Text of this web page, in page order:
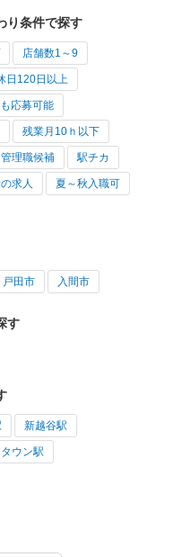
り条件で探す
店舗数1～9
日120日以上
応募可能
残業月10ｈ以下
管理職候補 駅チカ
求人 夏～秋入職可
戸田市 入間市
す
新越谷駅
ウン駅